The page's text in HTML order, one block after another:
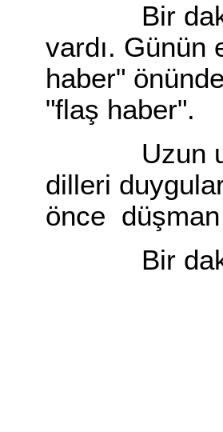
Bir dakika,
vardı. Günün
haber"
"flaş haber".
Uzun uzun
dilleri
önce
Bir dakika